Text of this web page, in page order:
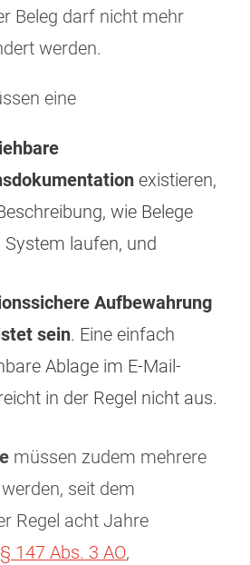
Beleg darf nicht mehr
werden.
eine
existieren,
wie Belege
laufen, und
Aufbewahrung
sein. Eine einfach
Ablage im E-Mail-
in der Regel nicht aus.
müssen zudem mehrere
seit dem
Regel acht Jahre
§ 147 Abs. 3 AO,